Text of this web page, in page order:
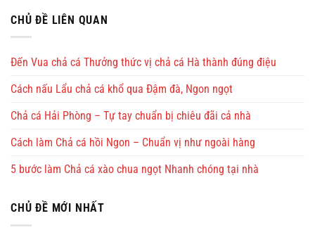
CHỦ ĐỀ LIÊN QUAN
Đến Vua chả cá Thưởng thức vị chả cá Hà thành đúng điệu
Cách nấu Lẩu chả cá khổ qua Đậm đà, Ngon ngọt
Chả cá Hải Phòng – Tự tay chuẩn bị chiêu đãi cả nhà
Cách làm Chả cá hồi Ngon – Chuẩn vị như ngoài hàng
5 bước làm Chả cá xào chua ngọt Nhanh chóng tại nhà
CHỦ ĐỀ MỚI NHẤT